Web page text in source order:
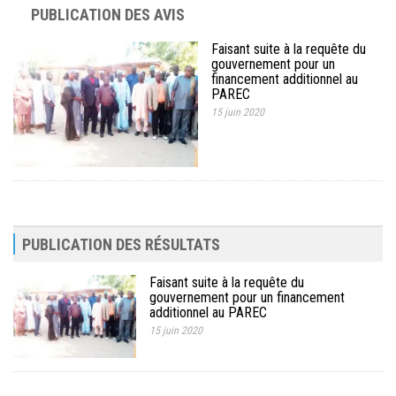
PUBLICATION DES AVIS
Faisant suite à la requête du
gouvernement pour un
financement additionnel au
PAREC
15 juin 2020
PUBLICATION DES RÉSULTATS
Faisant suite à la requête du
gouvernement pour un financement
additionnel au PAREC
15 juin 2020